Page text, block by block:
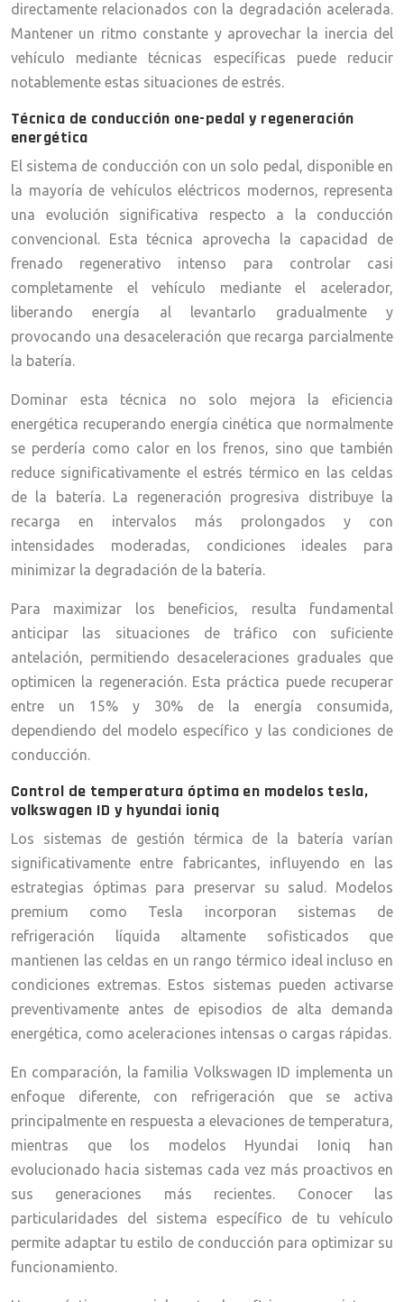
directamente relacionados con la degradación acelerada.
Mantener un ritmo constante y aprovechar la inercia del
vehículo mediante técnicas específicas puede reducir
notablemente estas situaciones de estrés.
Técnica de conducción one-pedal y regeneración
energética
El sistema de conducción con un solo pedal, disponible en
la mayoría de vehículos eléctricos modernos, representa
una evolución significativa respecto a la conducción
convencional. Esta técnica aprovecha la capacidad de
frenado regenerativo intenso para controlar casi
completamente el vehículo mediante el acelerador,
liberando energía al levantarlo gradualmente y
provocando una desaceleración que recarga parcialmente
la batería.
Dominar esta técnica no solo mejora la eficiencia
energética recuperando energía cinética que normalmente
se perdería como calor en los frenos, sino que también
reduce significativamente el estrés térmico en las celdas
de la batería. La regeneración progresiva distribuye la
recarga en intervalos más prolongados y con
intensidades moderadas, condiciones ideales para
minimizar la degradación de la batería.
Para maximizar los beneficios, resulta fundamental
anticipar las situaciones de tráfico con suficiente
antelación, permitiendo desaceleraciones graduales que
optimicen la regeneración. Esta práctica puede recuperar
entre un 15% y 30% de la energía consumida,
dependiendo del modelo específico y las condiciones de
conducción.
Control de temperatura óptima en modelos tesla,
volkswagen ID y hyundai ioniq
Los sistemas de gestión térmica de la batería varían
significativamente entre fabricantes, influyendo en las
estrategias óptimas para preservar su salud. Modelos
premium como Tesla incorporan sistemas de
refrigeración líquida altamente sofisticados que
mantienen las celdas en un rango térmico ideal incluso en
condiciones extremas. Estos sistemas pueden activarse
preventivamente antes de episodios de alta demanda
energética, como aceleraciones intensas o cargas rápidas.
En comparación, la familia Volkswagen ID implementa un
enfoque diferente, con refrigeración que se activa
principalmente en respuesta a elevaciones de temperatura,
mientras que los modelos Hyundai Ioniq han
evolucionado hacia sistemas cada vez más proactivos en
sus generaciones más recientes. Conocer las
particularidades del sistema específico de tu vehículo
permite adaptar tu estilo de conducción para optimizar su
funcionamiento.